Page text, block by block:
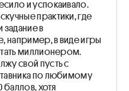
и успокаивало.
практики, где
в
например, в виде игры
миллионером.
свой пусть с
по любимому
баллов, хотя